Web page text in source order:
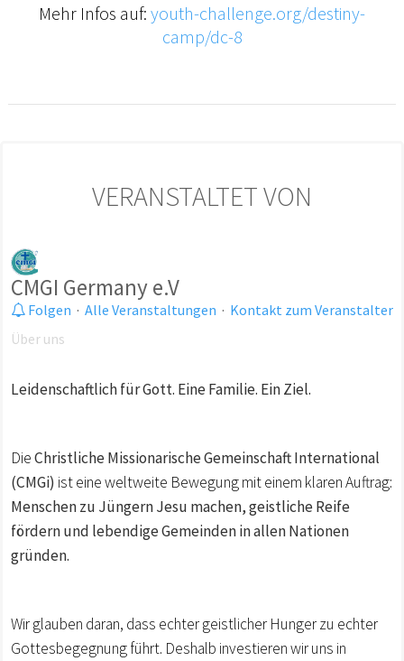
Mehr Infos auf: youth-challenge.org/destiny-
camp/dc-8
VERANSTALTET VON
CMGI Germany e.V
Folgen · Alle Veranstaltungen · Kontakt zum Veranstalter
Über uns
Leidenschaftlich für Gott. Eine Familie. Ein Ziel.
DieChristliche Missionarische Gemeinschaft International
(CMGi) ist eine weltweite Bewegung mit einem klaren Auftrag:
Menschen zu Jüngern Jesu machen, geistliche Reife
fördern und lebendige Gemeinden in allen Nationen
gründen.
Wir glauben daran, dass echter geistlicher Hunger zu echter
Gottesbegegnung führt. Deshalb investieren wir uns in